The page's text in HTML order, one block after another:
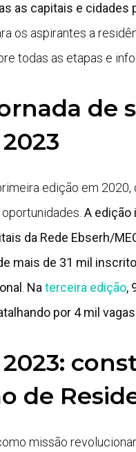
as capitais e cidades
os aspirantes a
todas as etapas e
de
edição em
A edição
da Rede Ebserh/
mais de 31 mil
Na terceira edição,
por 4 mil
de
missão